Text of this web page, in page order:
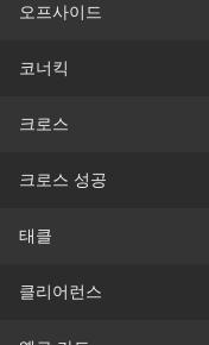
오프사이드
코너킥
크로스
크로스 성공
태클
클리어런스